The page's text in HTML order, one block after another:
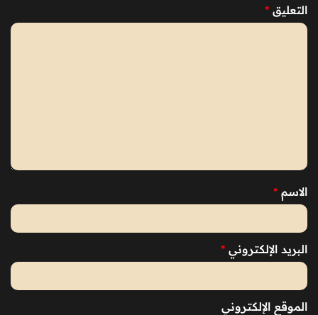
التعليق *
الاسم *
البريد الإلكتروني *
الموقع الإلكتروني